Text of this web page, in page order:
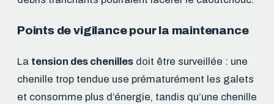
Points de vigilance pour la maintenance
La tension des chenilles doit être surveillée : une
chenille trop tendue use prématurément les galets
et consomme plus d’énergie, tandis qu’une chenille